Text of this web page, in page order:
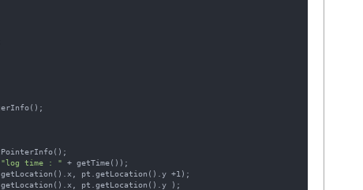
"log time : " + getTime());